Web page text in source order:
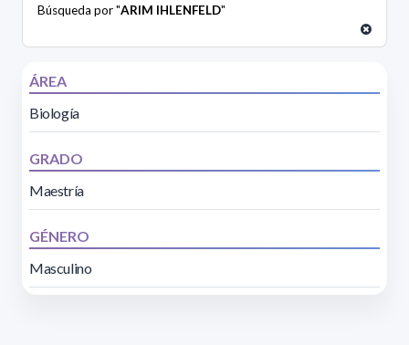
Búsqueda por "ARIM IHLENFELD"
ÁREA
Biología
GRADO
Maestría
GÉNERO
Masculino